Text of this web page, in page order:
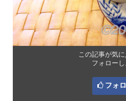
この記事が気
フォローし
フォ